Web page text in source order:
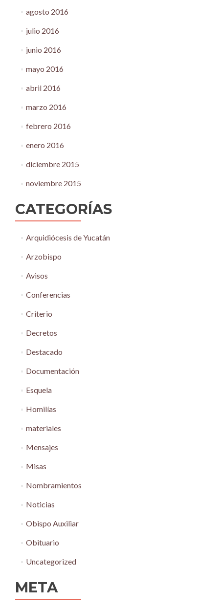
agosto 2016
julio 2016
junio 2016
mayo 2016
abril 2016
marzo 2016
febrero 2016
enero 2016
diciembre 2015
noviembre 2015
CATEGORÍAS
Arquidiócesis de Yucatán
Arzobispo
Avisos
Conferencias
Criterio
Decretos
Destacado
Documentación
Esquela
Homilías
materiales
Mensajes
Misas
Nombramientos
Noticias
Obispo Auxiliar
Obituario
Uncategorized
META